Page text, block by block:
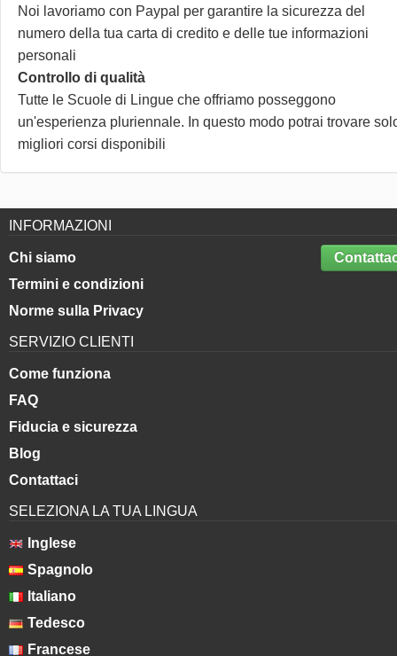
Noi lavoriamo con Paypal per garantire la sicurezza del
numero della tua carta di credito e delle tue informazioni
personali
Controllo di qualità
Tutte le Scuole di Lingue che offriamo posseggono
un'esperienza pluriennale. In questo modo potrai trovare
migliori corsi disponibili
INFORMAZIONI
Chi siamo
Termini e condizioni
Norme sulla Privacy
SERVIZIO CLIENTI
Come funziona
FAQ
Fiducia e sicurezza
Blog
Contattaci
SELEZIONA LA TUA LINGUA
Inglese
Spagnolo
Italiano
Tedesco
Francese